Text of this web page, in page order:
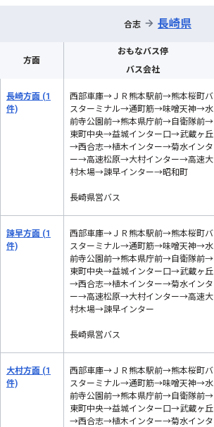
合志 → 長崎県
方面
おもなバス停
バス会社
長崎方面 (1
件)
西部車庫→ＪＲ熊本駅前→熊本桜町バ
スターミナル→通町筋→味噌天神→水
前寺公園前→熊本県庁前→自衛隊前→
東町中央→益城インター口→武蔵ヶ丘
→西合志→植木インター→菊水インタ
ー→高速松原→大村インター→高速大
村木場→諫早インター→昭和町
長崎県営バス
諫早方面 (1
件)
西部車庫→ＪＲ熊本駅前→熊本桜町バ
スターミナル→通町筋→味噌天神→水
前寺公園前→熊本県庁前→自衛隊前→
東町中央→益城インター口→武蔵ヶ丘
→西合志→植木インター→菊水インタ
ー→高速松原→大村インター→高速大
村木場→諫早インター
長崎県営バス
大村方面 (1
件)
西部車庫→ＪＲ熊本駅前→熊本桜町バ
スターミナル→通町筋→味噌天神→水
前寺公園前→熊本県庁前→自衛隊前→
東町中央→益城インター口→武蔵ヶ丘
→西合志→植木インター→菊水インタ